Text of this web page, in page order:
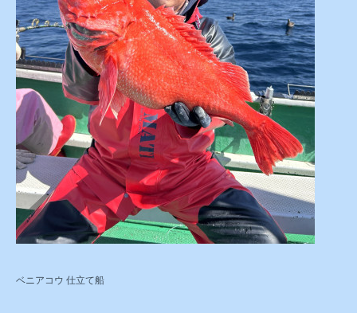
ベニアコウ 仕立て船